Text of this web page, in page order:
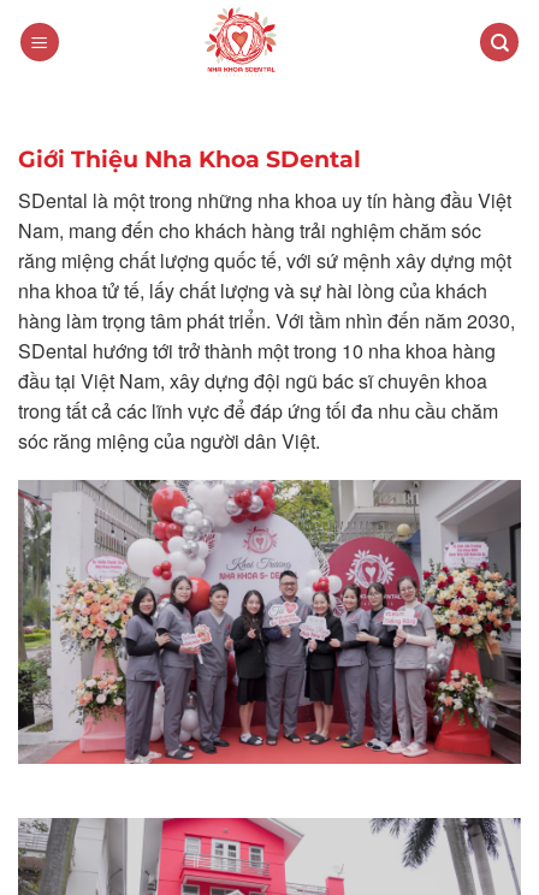
Giới Thiệu Nha Khoa SDental
SDental là một trong những nha khoa uy tín hàng đầu Việt
Nam, mang đến cho khách hàng trải nghiệm chăm sóc
răng miệng chất lượng quốc tế, với sứ mệnh xây dựng một
nha khoa tử tế, lấy chất lượng và sự hài lòng của khách
hàng làm trọng tâm phát triển. Với tầm nhìn đến năm 2030,
SDental hướng tới trở thành một trong 10 nha khoa hàng
đầu tại Việt Nam, xây dựng đội ngũ bác sĩ chuyên khoa
trong tất cả các lĩnh vực để đáp ứng tối đa nhu cầu chăm
sóc răng miệng của người dân Việt.